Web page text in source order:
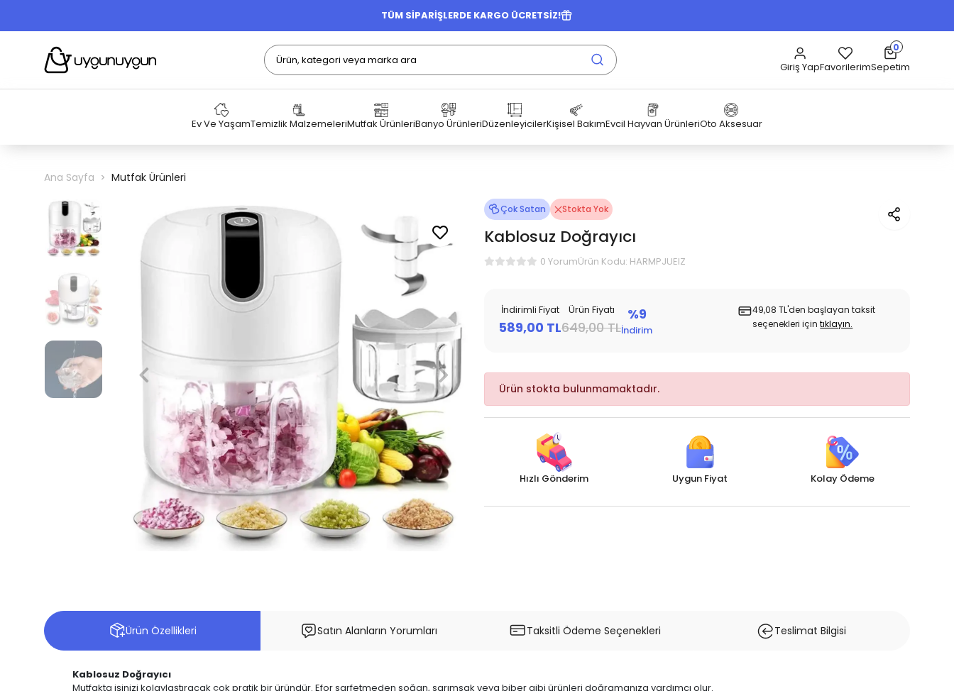
TÜM SİPARİŞLERDE KARGO ÜCRETSİZ!
Giriş YapFavorilerim
0
Sepetim
Ev Ve YaşamTemizlik MalzemeleriMutfak ÜrünleriBanyo ÜrünleriDüzenleyicilerKişisel BakımEvcil Hayvan ÜrünleriOto Aksesuar
Ana Sayfa Mutfak Ürünleri
Çok Satan Stokta Yok
Kablosuz Doğrayıcı
0 YorumÜrün Kodu: HARMPJUEIZ
İndirimli Fiyat
589,00 TL
Ürün Fiyatı
649,00 TL
%9
İndirim
49,08 TL'den başlayan taksit
seçenekleri içintıklayın.
Ürün stokta bulunmamaktadır.
Hızlı Gönderim Uygun Fiyat Kolay Ödeme
Ürün Özellikleri Satın Alanların Yorumları Taksitli Ödeme Seçenekleri Teslimat Bilgisi
Kablosuz Doğrayıcı
Mutfakta işinizi kolaylaştıracak çok pratik bir üründür. Efor sarfetmeden soğan, sarımsak veya biber gibi ürünleri doğramanıza yardımcı olur.